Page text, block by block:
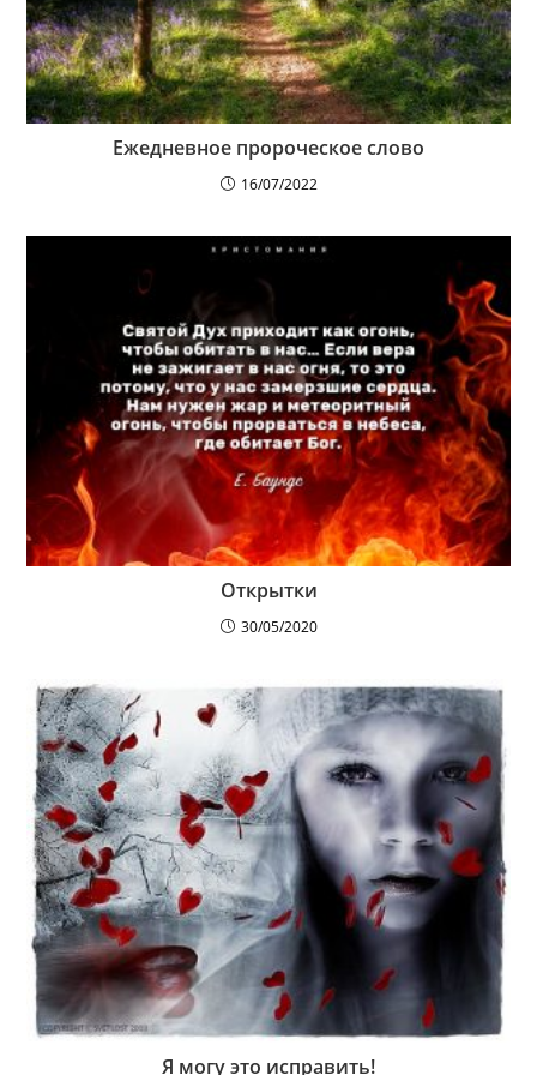
Ежедневное пророческое слово
16/07/2022
Открытки
30/05/2020
Я могу это исправить!